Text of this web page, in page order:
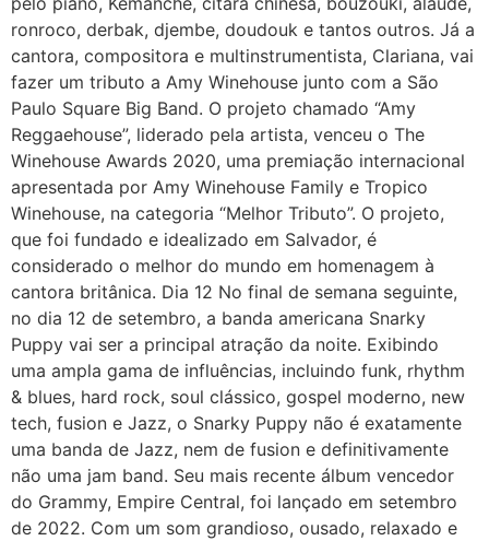
ronroco, derbak, djembe, doudouk e tantos outros. Já a
cantora, compositora e multinstrumentista, Clariana, vai
fazer um tributo a Amy Winehouse junto com a São
Paulo Square Big Band. O projeto chamado “Amy
Reggaehouse”, liderado pela artista, venceu o The
Winehouse Awards 2020, uma premiação internacional
apresentada por Amy Winehouse Family e Tropico
Winehouse, na categoria “Melhor Tributo”. O projeto,
que foi fundado e idealizado em Salvador, é
considerado o melhor do mundo em homenagem à
cantora britânica. Dia 12 No final de semana seguinte,
no dia 12 de setembro, a banda americana Snarky
Puppy vai ser a principal atração da noite. Exibindo
uma ampla gama de influências, incluindo funk, rhythm
& blues, hard rock, soul clássico, gospel moderno, new
tech, fusion e Jazz, o Snarky Puppy não é exatamente
uma banda de Jazz, nem de fusion e definitivamente
não uma jam band. Seu mais recente álbum vencedor
do Grammy, Empire Central, foi lançado em setembro
de 2022. Com um som grandioso, ousado, relaxado e